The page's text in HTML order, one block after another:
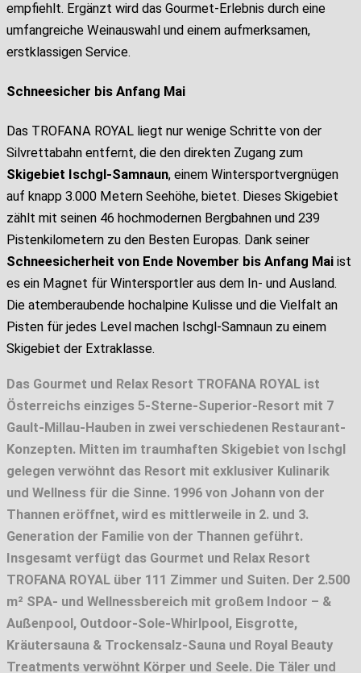
empfiehlt. Ergänzt wird das Gourmet-Erlebnis durch eine
umfangreiche Weinauswahl und einem aufmerksamen,
erstklassigen Service.
Schneesicher bis Anfang Mai
Das TROFANA ROYAL liegt nur wenige Schritte von der
Silvrettabahn entfernt, die den direkten Zugang zum
Skigebiet Ischgl-Samnaun, einem Wintersportvergnügen
auf knapp 3.000 Metern Seehöhe, bietet. Dieses Skigebiet
zählt mit seinen 46 hochmodernen Bergbahnen und 239
Pistenkilometern zu den Besten Europas. Dank seiner
Schneesicherheit von Ende November bis Anfang Mai ist
es ein Magnet für Wintersportler aus dem In- und Ausland.
Die atemberaubende hochalpine Kulisse und die Vielfalt an
Pisten für jedes Level machen Ischgl-Samnaun zu einem
Skigebiet der Extraklasse.
Das Gourmet und Relax Resort TROFANA ROYAL ist
Österreichs einziges 5-Sterne-Superior-Resort mit 7
Gault-Millau-Hauben in zwei verschiedenen Restaurant-
Konzepten. Mitten im traumhaften Skigebiet von Ischgl
gelegen verwöhnt das Resort mit exklusiver Kulinarik
und Wellness für die Sinne. 1996 von Johann von der
Thannen eröffnet, wird es mittlerweile in 2. und 3.
Generation der Familie von der Thannen geführt.
Insgesamt verfügt das Gourmet und Relax Resort
TROFANA ROYAL über 111 Zimmer und Suiten. Der 2.500
m² SPA- und Wellnessbereich mit großem Indoor – &
Außenpool, Outdoor-Sole-Whirlpool, Eisgrotte,
Kräutersauna & Trockensalz-Sauna und Royal Beauty
Treatments verwöhnt Körper und Seele. Die Täler und